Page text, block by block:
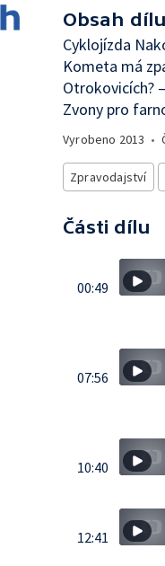
Obsah dílu
Cyklojízda
Kometa má
Otrokovicích?
Zvony pro
Vyrobeno 2013 •
Zpravodajství
Části dílu
00:49
07:56
10:40
12:41